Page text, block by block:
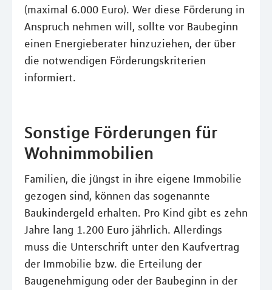
(maximal 6.000 Euro). Wer diese Förderung in
Anspruch nehmen will, sollte vor Baubeginn
einen Energieberater hinzuziehen, der über
die notwendigen Förderungskriterien
informiert.
Sonstige Förderungen für
Wohnimmobilien
Familien, die jüngst in ihre eigene Immobilie
gezogen sind, können das sogenannte
Baukindergeld erhalten. Pro Kind gibt es zehn
Jahre lang 1.200 Euro jährlich. Allerdings
muss die Unterschrift unter den Kaufvertrag
der Immobilie bzw. die Erteilung der
Baugenehmigung oder der Baubeginn in der